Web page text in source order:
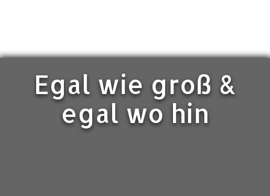
Egal wie groß &
egal wo hin